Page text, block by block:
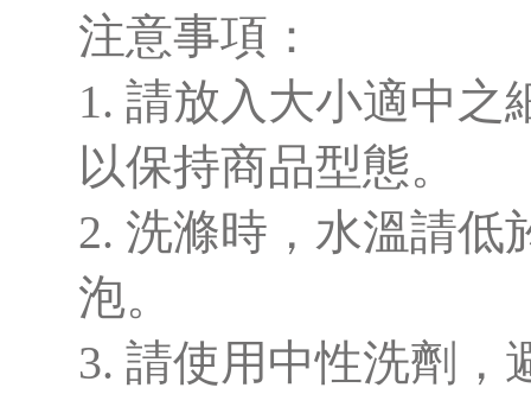
注意事項：
1. 請放入大小適中之
以保持商品型態。
2. 洗滌時，水溫請低
泡。
3. 請使用中性洗劑，